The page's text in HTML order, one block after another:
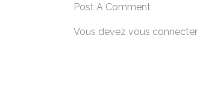
Post A Comment
Vous devez vous connecter